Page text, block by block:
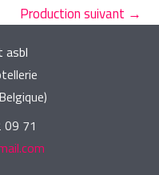
Production suivant →
asbl
09 71